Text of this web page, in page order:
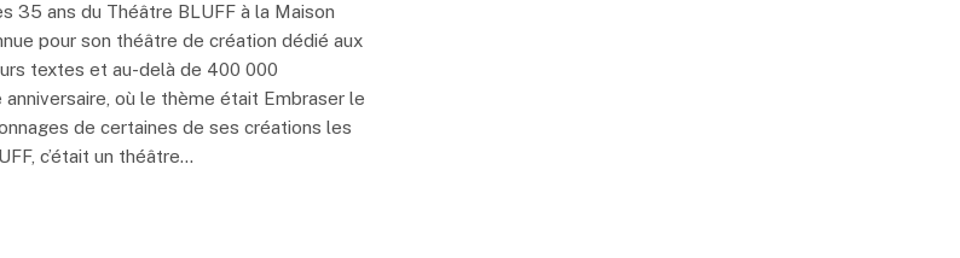
35 ans du Théâtre BLUFF à la Maison
pour son théâtre de création dédié aux
textes et au-delà de 400 000
où le thème était Embraser le
de certaines de ses créations les
c’était un théâtre…